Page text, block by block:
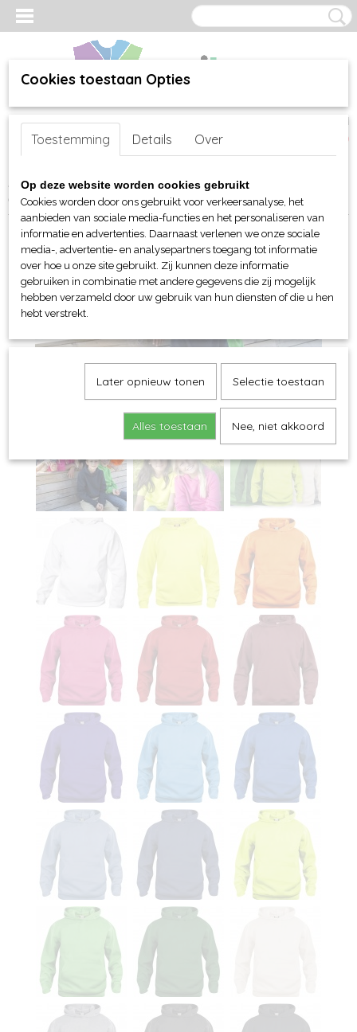
Inloggen Registreren
(0)
Home >webshop>Per merk >Clique >Voor kinderen
en sweatshirts> Clique Basic Hoody Kids
Cookies toestaan Opties
Toestemming Details Over
Op deze website worden cookies gebruikt
Cookies worden door ons gebruikt voor verkeersanalyse, het
aanbieden van sociale media-functies en het personaliseren van
informatie en advertenties. Daarnaast verlenen we onze sociale
media-, advertentie- en analysepartners toegang tot informatie
over hoe u onze site gebruikt. Zij kunnen deze informatie
gebruiken in combinatie met andere gegevens die zij mogelijk
hebben verzameld door uw gebruik van hun diensten of die u hen
hebt verstrekt.
Later opnieuw tonen Selectie toestaan
Alles toestaan Nee, niet akkoord